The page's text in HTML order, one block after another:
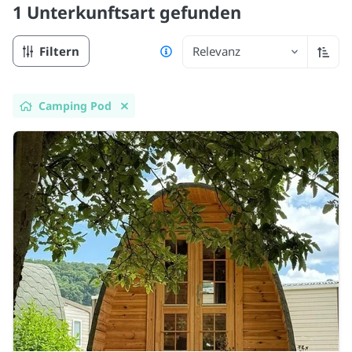
1 Unterkunftsart gefunden
Filtern Relevanz
Camping Pod